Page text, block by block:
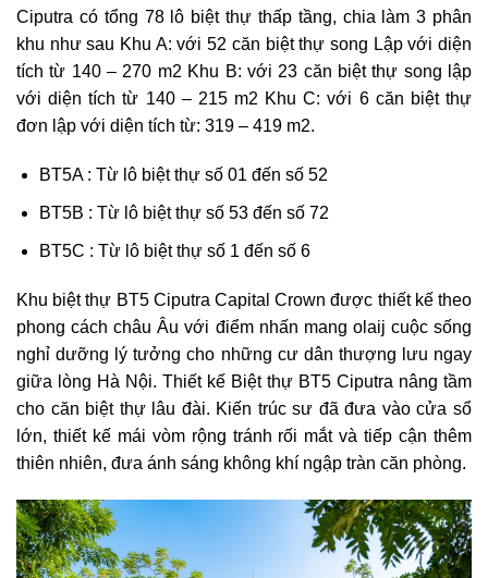
Ciputra có tổng 78 lô biệt thự thấp tầng, chia làm 3 phân
khu như sau Khu A: với 52 căn biệt thự song Lập với diện
tích từ 140 – 270 m2 Khu B: với 23 căn biệt thự song lập
với diện tích từ 140 – 215 m2 Khu C: với 6 căn biệt thự
đơn lập với diện tích từ: 319 – 419 m2.
BT5A : Từ lô biệt thự số 01 đến số 52
BT5B : Từ lô biệt thự số 53 đến số 72
BT5C : Từ lô biệt thự số 1 đến số 6
Khu biệt thự BT5 Ciputra Capital Crown được thiết kế theo
phong cách châu Âu với điểm nhấn mang olaij cuộc sống
nghỉ dưỡng lý tưởng cho những cư dân thượng lưu ngay
giữa lòng Hà Nội. Thiết kế Biệt thự BT5 Ciputra nâng tầm
cho căn biệt thự lâu đài. Kiến trúc sư đã đưa vào cửa sổ
lớn, thiết kế mái vòm rộng tránh rối mắt và tiếp cận thêm
thiên nhiên, đưa ánh sáng không khí ngập tràn căn phòng.